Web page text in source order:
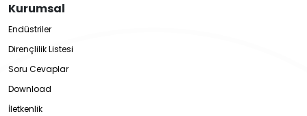
Kurumsal
Endüstriler
Dirençlilik Listesi
Soru Cevaplar
Download
İletkenlik